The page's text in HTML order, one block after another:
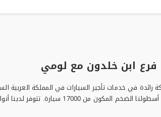
ابن خلدون مع لومي
سيارة مع لومي واختار من بين